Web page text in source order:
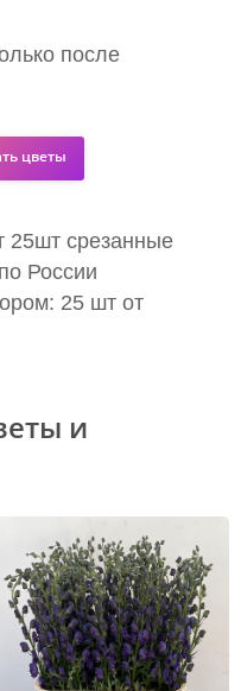
после
цветы
25шт срезанные
России
25 шт от
и